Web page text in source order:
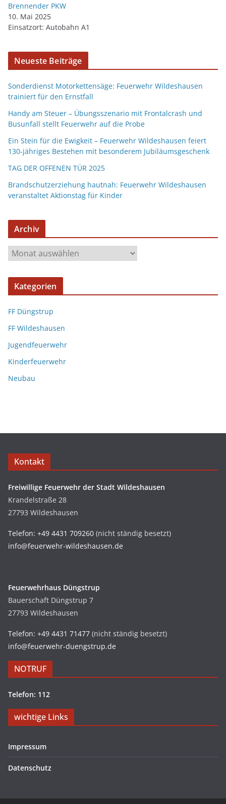
Brennender PKW
10. Mai 2025
Einsatzort: Autobahn A1
Neueste Beiträge
Sonderdienst Motorkettensäge: Feuerwehr Wildeshausen
trainiert für den Ernstfall
Handy am Steuer – Übungsszenario mit Frontalcrash und
Busunfall stellt Feuerwehr auf die Probe
Ein Stein für die Ewigkeit – Feuerwehr Wildeshausen feiert
130-jähriges Bestehen mit besonderem Jubiläumsgeschenk
TAG DER OFFENEN TÜR 2025
Brandschutzerziehung hautnah: Feuerwehr Wildeshausen
veranstaltet Aktionstag für Kinder
Archiv
Kategorien
FF Düngstrup
FF Wildeshausen
Jugendfeuerwehr
Kinderfeuerwehr
Neubau
Kontakt
Freiwillige Feuerwehr der Stadt Wildeshausen
Krandelstraße 28
27793 Wildeshausen
Telefon: +49 4431 709260 (nicht ständig besetzt)
info@feuerwehr-wildeshausen.de
Feuerwehrhaus Düngstrup
Bauerschaft Düngstrup 7
27793 Wildeshausen
Telefon: +49 4431 71477 (nicht ständig besetzt)
info@feuerwehr-duengstrup.de
NOTRUF
Telefon: 112
wichtige Links
Impressum
Datenschutz